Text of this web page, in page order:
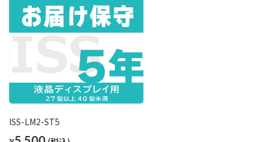
ISS-LM2-ST5